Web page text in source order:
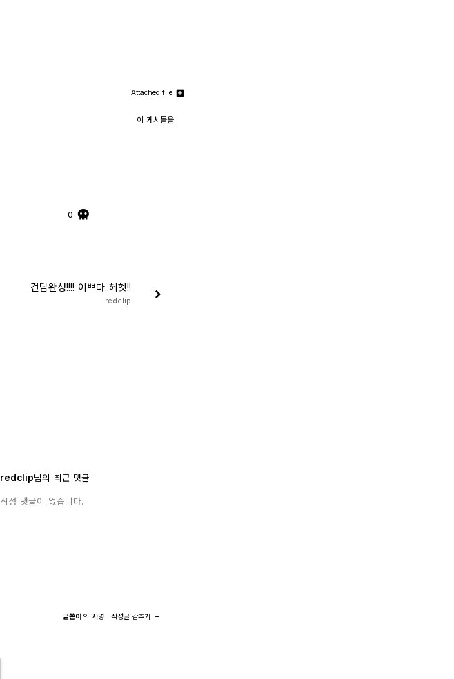
Attached file
이 게시물을..
0
건담완성!!!! 이쁘다..헤헷!!
redclip
redclip님의 최근 댓글
작성 댓글이 없습니다.
글쓴이 의 서명 작성글감추기